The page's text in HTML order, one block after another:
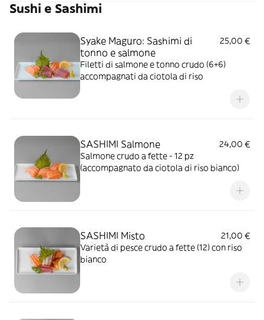
Sushi e Sashimi
Syake Maguro: Sashimi di
tonno e salmone
25,00 €
Filetti di salmone e tonno crudo (6+6)
accompagnati da ciotola di riso
SASHIMI Salmone
24,00 €
Salmone crudo a fette - 12 pz
(accompagnato da ciotola di riso bianco)
SASHIMI Misto
21,00 €
Varietà di pesce crudo a fette (12) con riso
bianco